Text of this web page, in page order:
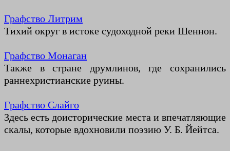
Графство Литрим
Тихий округ в истоке судоходной реки Шеннон.
Графство Монаган
Также в стране друмлинов, где сохранились
раннехристианские руины.
Графство Слайго
Здесь есть доисторические места и впечатляющие
скалы, которые вдохновили поэзию У. Б. Йейтса.